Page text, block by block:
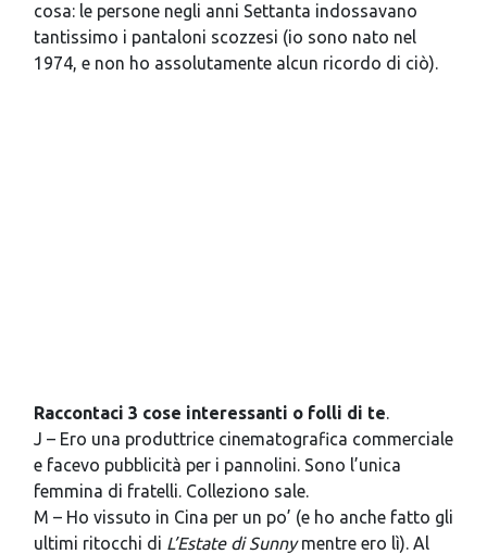
cosa: le persone negli anni Settanta indossavano
tantissimo i pantaloni scozzesi (io sono nato nel
1974, e non ho assolutamente alcun ricordo di ciò).
Raccontaci 3 cose interessanti o folli di te.
J – Ero una produttrice cinematografica commerciale
e facevo pubblicità per i pannolini. Sono l’unica
femmina di fratelli. Colleziono sale.
M – Ho vissuto in Cina per un po’ (e ho anche fatto gli
ultimi ritocchi di L’Estate di Sunnymentre ero lì). Al